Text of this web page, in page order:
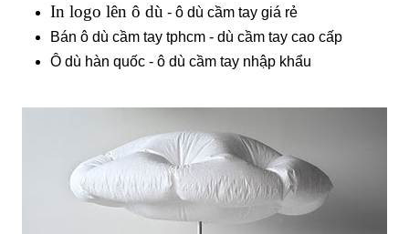
In logo lên ô dù - ô dù cầm tay giá rẻ
Bán ô dù cầm tay tphcm - dù cầm tay cao cấp
Ô dù hàn quốc - ô dù cầm tay nhập khẩu